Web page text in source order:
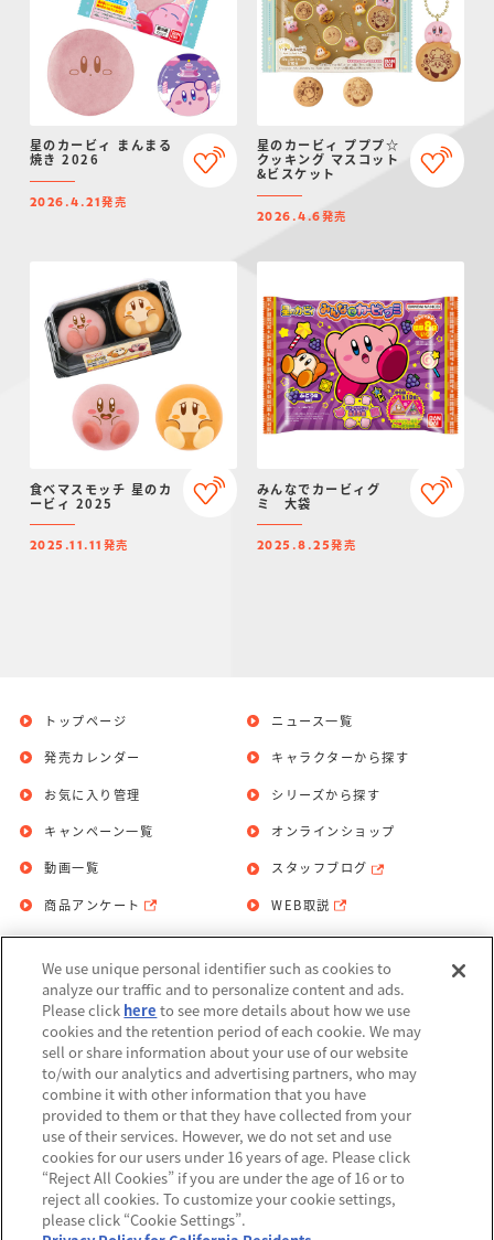
星のカービィ まんまる
焼き 2026
2026.4.21発売
星のカービィ プププ☆
クッキング マスコット
&ビスケット
2026.4.6発売
食べマスモッチ 星のカ
ービィ 2025
2025.11.11 発売
みんなでカービィグ
ミ 大袋
2025.8.25発売
トップページ
発売カレンダー
お気に入り管理
ニュース一覧
キャラクターから探す
シリーズから探す
キャンペーン一覧
動画一覧
商品アンケート
オンラインショップ
スタッフブログ
WEB取説
お問い合わせ 個人情報保護方針
利用規約
Do Not Sell or Share My Personal
Information
アレルギー情報
We use unique personal identifier such as cookies to
analyze our traffic and to personalize content and ads.
Please click here to see more details about how we use
cookies and the retention period of each cookie. We may
sell or share information about your use of our website
to/with our analytics and advertising partners, who may
combine it with other information that you have
provided to them or that they have collected from your
use of their services. However, we do not set and use
cookies for our users under 16 years of age. Please click
“Reject All Cookies” if you are under the age of 16 or to
reject all cookies. To customize your cookie settings,
please click “Cookie Settings”.